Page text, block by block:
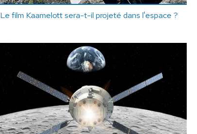
Le film Kaamelott sera-t-il projeté dans l'espace ?